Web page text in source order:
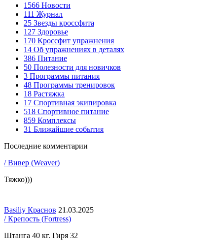
1566 Новости
111 Журнал
25 Звезды кроссфита
127 Здоровье
170 Кроссфит упражнения
14 Об упражнениях в деталях
386 Питание
50 Полезности для новичков
3 Программы питания
48 Программы тренировок
18 Растяжка
17 Спортивная экипировка
518 Спортивное питание
859 Комплексы
31 Ближайшие события
Последние комментарии
/ Вивер (Weaver)
Тяжко)))
Basiliy Краснов 21.03.2025
/ Крепость (Fortress)
Штанга 40 кг. Гиря 32